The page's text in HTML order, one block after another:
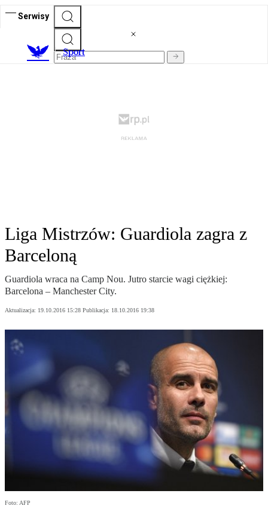
Serwisy
Sport
Liga Mistrzów: Guardiola zagra z
Barceloną
Guardiola wraca na Camp Nou. Jutro starcie wagi ciężkiej:
Barcelona – Manchester City.
Aktualizacja: 19.10.2016 15:28 Publikacja: 18.10.2016 19:38
Foto: AFP